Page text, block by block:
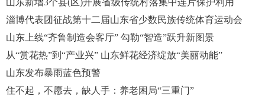
山东新增3个县(区)开展省级传统村落集中连片保护利用
淄博代表团征战第十二届山东省少数民族传统体育运动会
山东上线“齐鲁制造会客厅” 勾勒“智造”跃升新图景
从“赏花热”到“产业兴” 山东鲜花经济绽放“美丽动能”
山东发布暴雨蓝色预警
住不起，不愿去，缺人手：养老困局“三重门”